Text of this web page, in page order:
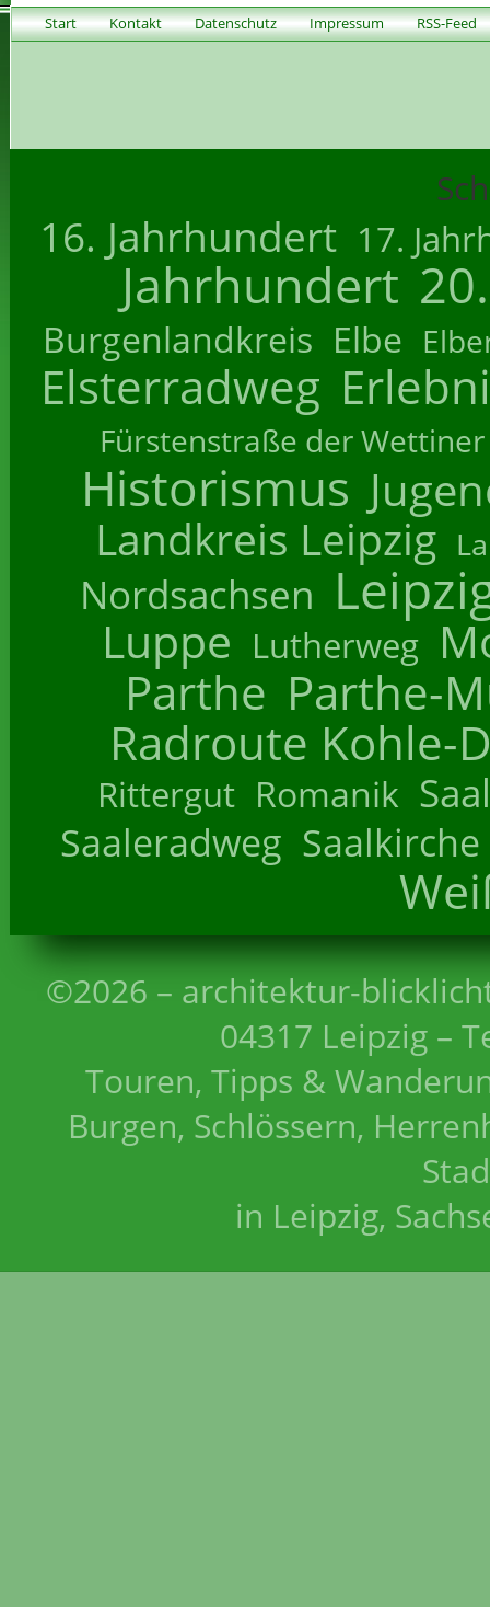
Start Kontakt Datenschutz Impressum RSS-Feed
16. Jahrhundert 17.
Jahrhundert
Burgenlandkreis Elbe
Elsterradweg
Fürstenstraße der Wettiner
Historismus
Landkreis Leipzig
Nordsachsen
Luppe Lutherweg
Parthe Parthe-
Radroute Kohle-
Rittergut Romanik
Saaleradweg Saalkirche
©2026 – architektur-
04317 Leipzig –
Touren, Tipps &
Burgen, Schlössern,
in Leipzig,